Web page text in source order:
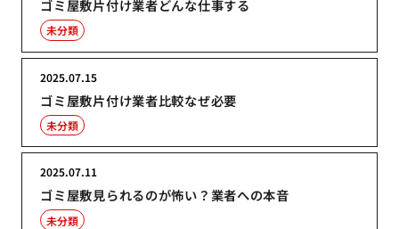
ゴミ屋敷片付け業者どんな仕事する
未分類
ゴミ屋敷片付け業者比較なぜ必要
2025.07.15
未分類
ゴミ屋敷見られるのが怖い？業者への本音
2025.07.11
未分類